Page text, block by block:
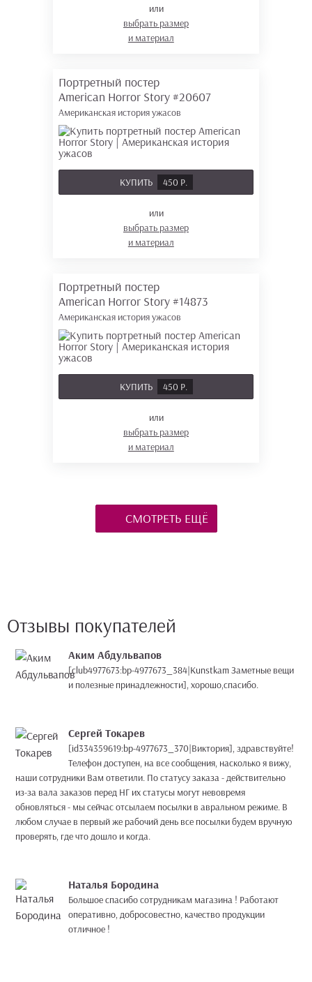
или
выбрать размер
и материал
Портретный постер
American Horror Story #20607
Американская история ужасов
КУПИТЬ 450 Р.
или
выбрать размер
и материал
Портретный постер
American Horror Story #14873
Американская история ужасов
КУПИТЬ 450 Р.
или
выбрать размер
и материал
СМОТРЕТЬ ЕЩЁ
Отзывы покупателей
Аким Абдульвапов
[club4977673:bp-4977673_384|Kunstkam Заметные вещи
и полезные принадлежности], хорошо,спасибо.
Сергей Токарев
[id334359619:bp-4977673_370|Виктория], здравствуйте!
Телефон доступен, на все сообщения, насколько я вижу,
наши сотрудники Вам ответили. По статусу заказа - действительно
из-за вала заказов перед НГ их статусы могут невовремя
обновляться - мы сейчас отсылаем посылки в авральном режиме. В
любом случае в первый же рабочий день все посылки будем вручную
проверять, где что дошло и когда.
Наталья Бородина
Большое спасибо сотрудникам магазина ! Работают
оперативно, добросовестно, качество продукции
отличное !